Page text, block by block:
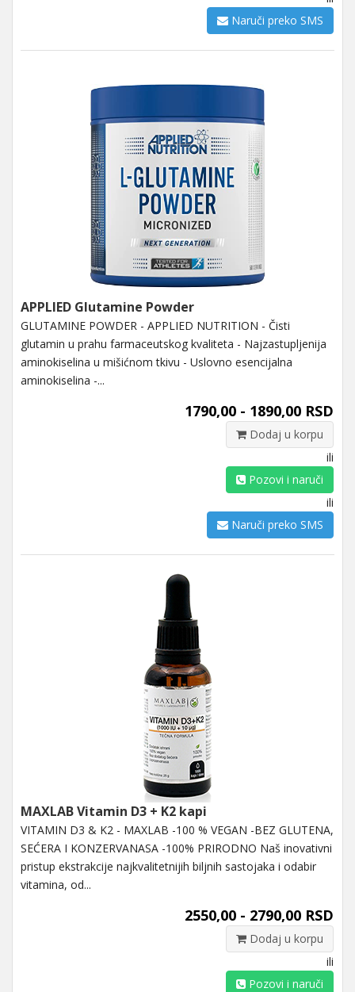
Naruči preko SMS
APPLIED Glutamine Powder
GLUTAMINE POWDER - APPLIED NUTRITION - Čisti
glutamin u prahu farmaceutskog kvaliteta - Najzastupljenija
aminokiselina u mišićnom tkivu - Uslovno esencijalna
aminokiselina -...
1790,00 - 1890,00 RSD
Dodaj u korpu
ili
Pozovi i naruči
ili
Naruči preko SMS
MAXLAB Vitamin D3 + K2 kapi
VITAMIN D3 & K2 - MAXLAB -100 % VEGAN -BEZ GLUTENA,
SEĆERA I KONZERVANASA -100% PRIRODNO Naš inovativni
pristup ekstrakcije najkvalitetnijih biljnih sastojaka i odabir
vitamina, od...
2550,00 - 2790,00 RSD
Dodaj u korpu
ili
Pozovi i naruči